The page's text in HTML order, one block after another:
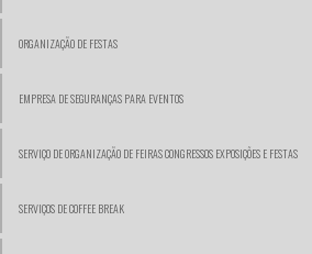
ORGANIZAÇÃO DE FESTAS
EMPRESA DE SEGURANÇAS PARA EVENTOS
SERVIÇO DE ORGANIZAÇÃO DE FEIRAS CONGRESSOS EXPOSIÇÕES E FESTAS
SERVIÇOS DE COFFEE BREAK